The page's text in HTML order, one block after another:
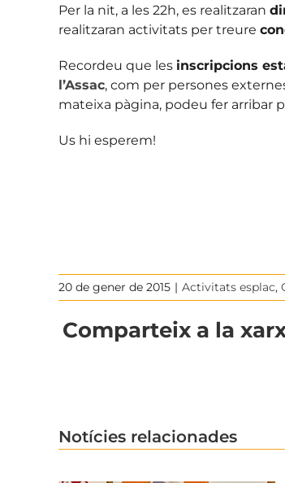
Per la nit, a les 22h, es realitzaran
realitzaran activitats per treure
Recordeu que les inscripcions
l’Assac, com per persones
mateixa pàgina, podeu fer arribar
Us hi esperem!
20 de gener de 2015 | Activitats esplac,
Comparteix a la
Notícies relacionades